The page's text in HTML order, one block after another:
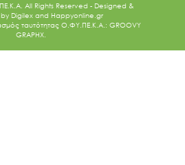
All Rights Reserved - Designed &
Digilex and Happyonline.gr
ταυτότητας Ο.ΦΥ.ΠΕ.Κ.Α.: GROOVY
GRAPHX.